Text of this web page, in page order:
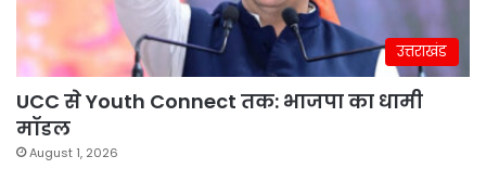
उत्तराखंड
UCC से Youth Connect तक: भाजपा का धामी
मॉडल
August 1, 2026